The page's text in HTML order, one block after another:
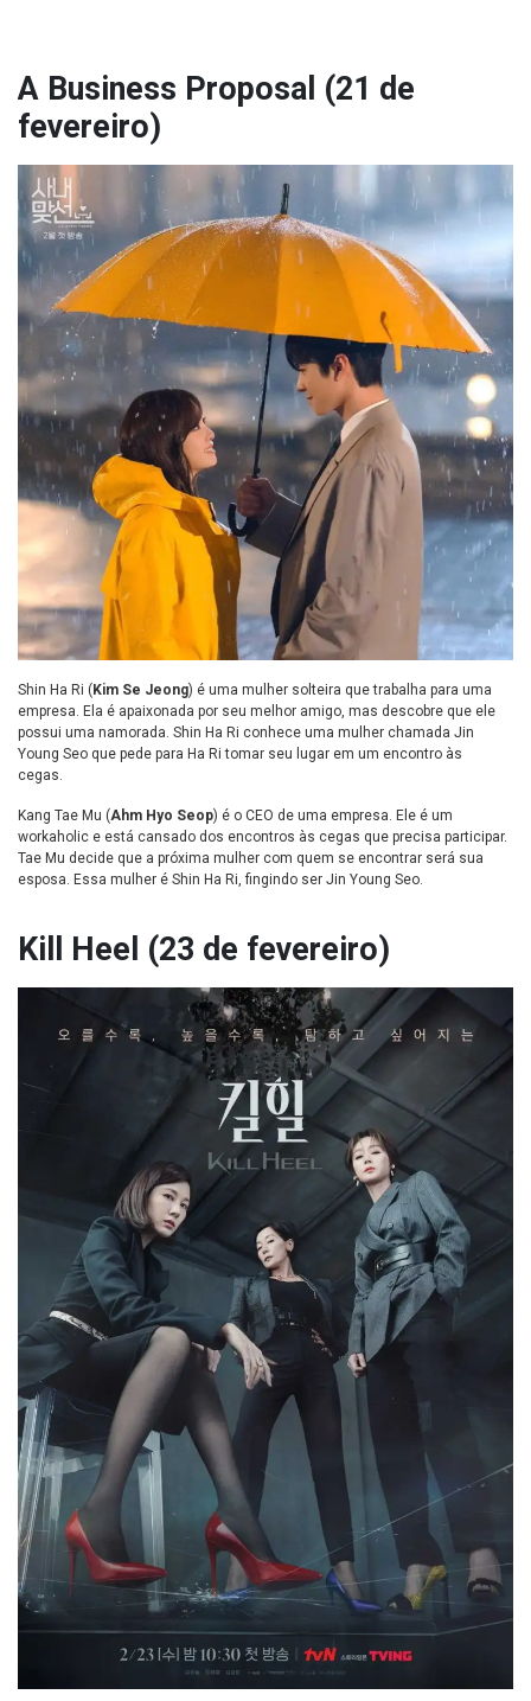
A Business Proposal (21 de
fevereiro)
Shin Ha Ri ( Kim Se Jeong) é uma mulher solteira que trabalha para uma
empresa. Ela é apaixonada por seu melhor amigo, mas descobre que ele
possui uma namorada. Shin Ha Ri conhece uma mulher chamada Jin
Young Seo que pede para Ha Ri tomar seu lugar em um encontro às
cegas.
Kang Tae Mu (Ahm Hyo Seop) é o CEO de uma empresa. Ele é um
workaholic e está cansado dos encontros às cegas que precisa participar.
Tae Mu decide que a próxima mulher com quem se encontrar será sua
esposa. Essa mulher é Shin Ha Ri, fingindo ser Jin Young Seo.
Kill Heel (23 de fevereiro)